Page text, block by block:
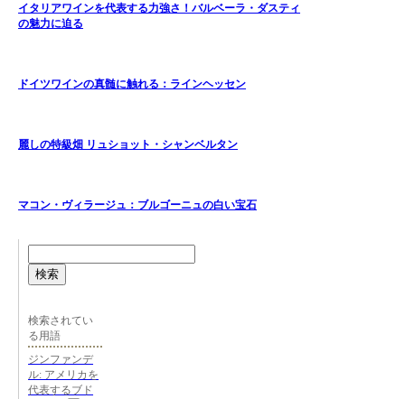
イタリアワインを代表する力強さ！バルベーラ・ダスティ
の魅力に迫る
ドイツワインの真髄に触れる：ラインヘッセン
麗しの特級畑 リュショット・シャンベルタン
マコン・ヴィラージュ：ブルゴーニュの白い宝石
検索
検索されてい
る用語
ジンファンデ
ル: アメリカを
代表するブド